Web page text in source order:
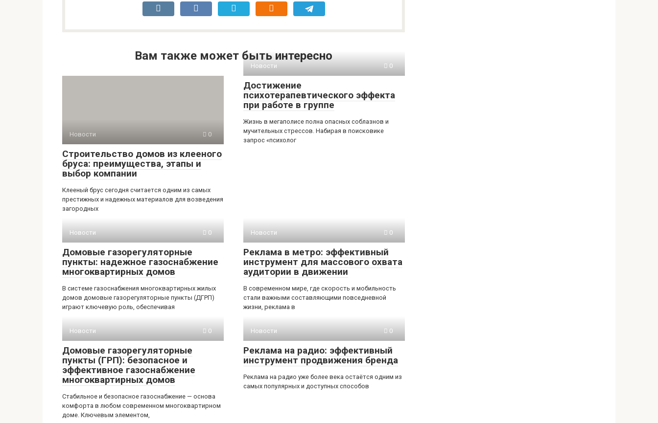
Вам также может быть интересно
Новости 0
Строительство домов из клееного
бруса: преимущества, этапы и
выбор компании
Клееный брус сегодня считается одним из самых
престижных и надежных материалов для возведения
загородных
Новости 0
Достижение
психотерапевтического эффекта
при работе в группе
Жизнь в мегаполисе полна опасных соблазнов и
мучительных стрессов. Набирая в поисковике
запрос «психолог
Новости 0
Домовые газорегуляторные
пункты: надежное газоснабжение
многоквартирных домов
В системе газоснабжения многоквартирных жилых
домов домовые газорегуляторные пункты (ДГРП)
играют ключевую роль, обеспечивая
Новости 0
Реклама в метро: эффективный
инструмент для массового охвата
аудитории в движении
В современном мире, где скорость и мобильность
стали важными составляющими повседневной
жизни, реклама в
Новости 0
Домовые газорегуляторные
пункты (ГРП): безопасное и
эффективное газоснабжение
многоквартирных домов
Стабильное и безопасное газоснабжение — основа
комфорта в любом современном многоквартирном
доме. Ключевым элементом,
Новости 0
Реклама на радио: эффективный
инструмент продвижения бренда
Реклама на радио уже более века остаётся одним из
самых популярных и доступных способов